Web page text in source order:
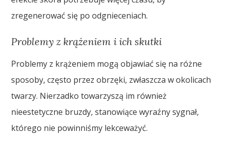
zregenerować się po odgnieceniach.
Problemy z krążeniem i ich skutki
Problemy z krążeniem mogą objawiać się na różne
sposoby, często przez obrzęki, zwłaszcza w okolicach
twarzy. Nierzadko towarzyszą im również
nieestetyczne bruzdy, stanowiące wyraźny sygnał,
którego nie powinniśmy lekceważyć.